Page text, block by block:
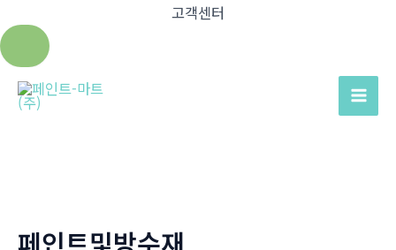
고객센터
Main
페인트및방수재